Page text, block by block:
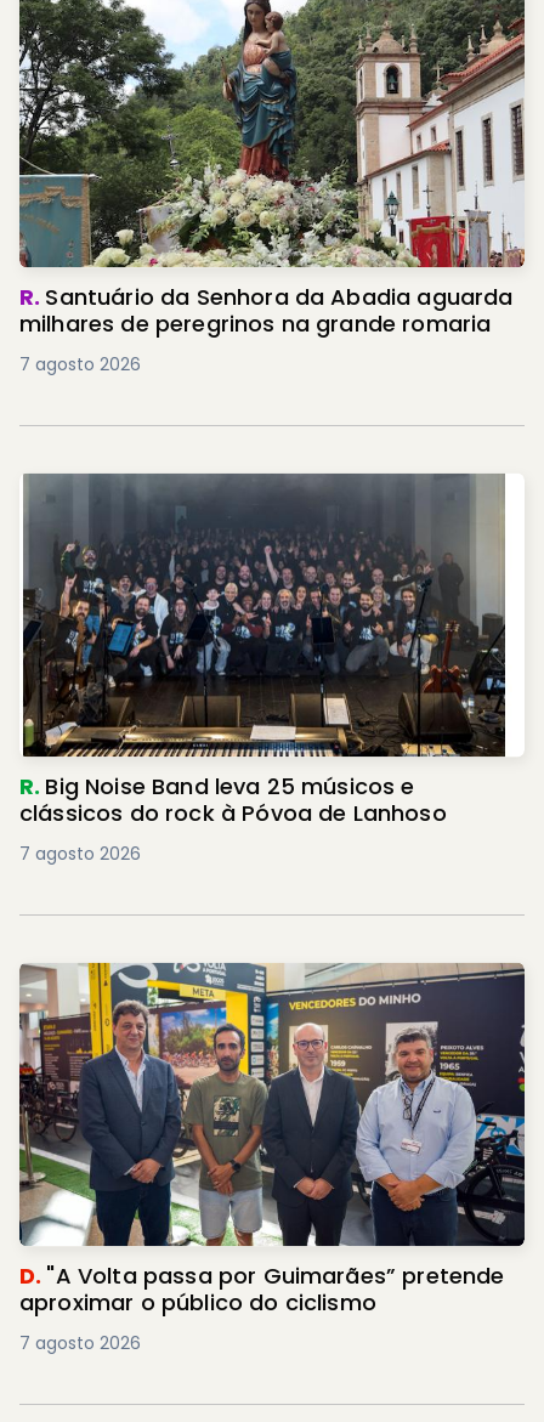
R. Santuário da Senhora da Abadia aguarda
milhares de peregrinos na grande romaria
7 agosto 2026
R. Big Noise Band leva 25 músicos e
clássicos do rock à Póvoa de Lanhoso
7 agosto 2026
D. "A Volta passa por Guimarães” pretende
aproximar o público do ciclismo
7 agosto 2026